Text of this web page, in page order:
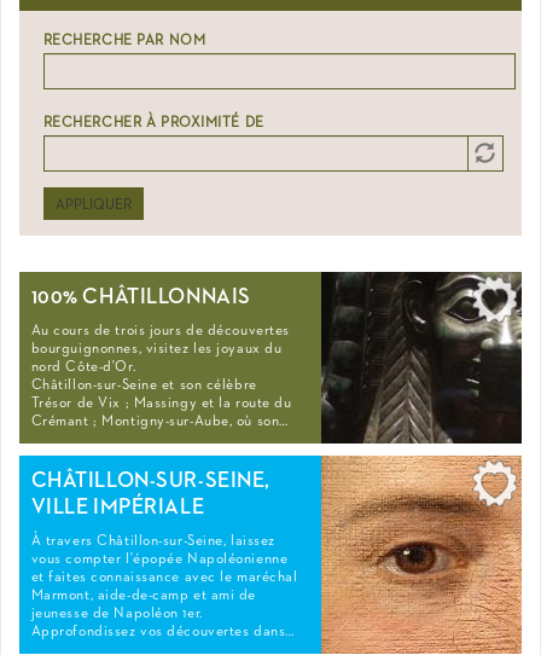
RECHERCHE PAR NOM
RECHERCHER À PROXIMITÉ DE
APPLIQUER
100% CHÂTILLONNAIS
Au cours de trois jours de découvertes
bourguignonnes, visitez les joyaux du
nord Côte-d'Or.
Châtillon-sur-Seine et son célèbre
Trésor de Vix ; Massingy et la route du
Crémant ; Montigny-sur-Aube, où son…
CHÂTILLON-SUR-SEINE,
VILLE IMPÉRIALE
À travers Châtillon-sur-Seine, laissez
vous compter l'épopée Napoléonienne
et faites connaissance avec le maréchal
Marmont, aide-de-camp et ami de
jeunesse de Napoléon 1er.
Approfondissez vos découvertes dans…